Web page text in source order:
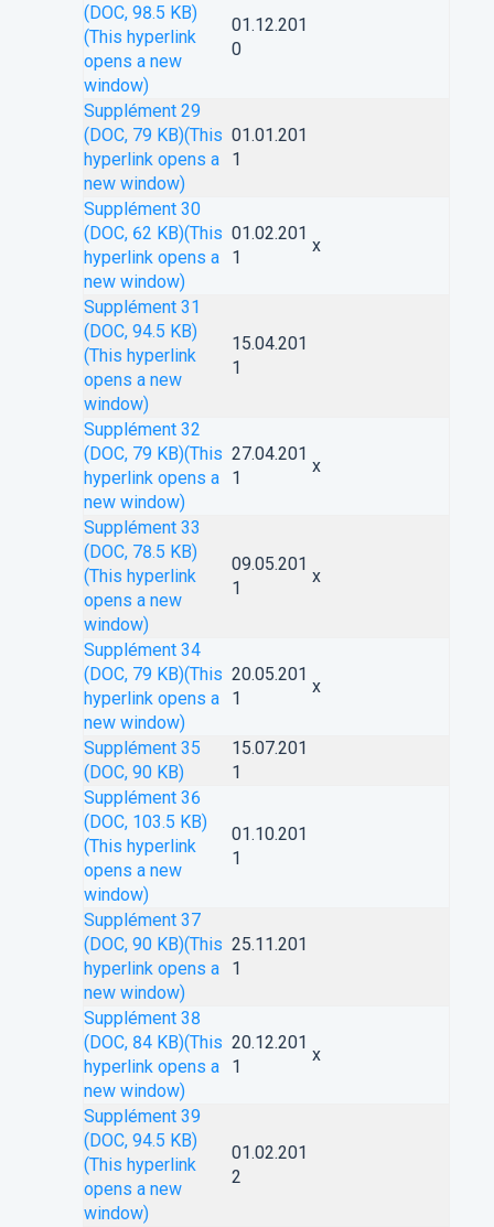
(DOC, 98.5 KB)
(This hyperlink
opens a new
window)
01.12.201
0
Supplément 29
(DOC, 79 KB)(This
hyperlink opens a
new window)
01.01.201
1
Supplément 30
(DOC, 62 KB)(This
hyperlink opens a
new window)
01.02.201
1
x
Supplément 31
(DOC, 94.5 KB)
(This hyperlink
opens a new
window)
15.04.201
1
Supplément 32
(DOC, 79 KB)(This
hyperlink opens a
new window)
27.04.201
1
x
Supplément 33
(DOC, 78.5 KB)
(This hyperlink
opens a new
window)
09.05.201
1
x
Supplément 34
(DOC, 79 KB)(This
hyperlink opens a
new window)
20.05.201
1
x
Supplément 35
(DOC, 90 KB)
15.07.201
1
Supplément 36
(DOC, 103.5 KB)
(This hyperlink
opens a new
window)
01.10.201
1
Supplément 37
(DOC, 90 KB)(This
hyperlink opens a
new window)
25.11.201
1
Supplément 38
(DOC, 84 KB)(This
hyperlink opens a
new window)
20.12.201
1
x
Supplément 39
(DOC, 94.5 KB)
(This hyperlink
opens a new
window)
01.02.201
2